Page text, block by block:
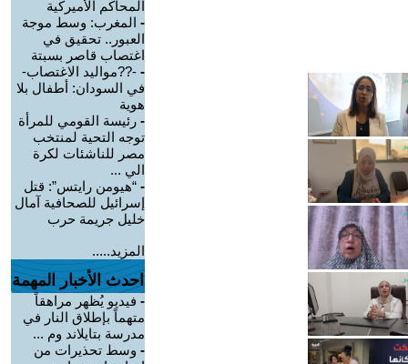
المحاكم الأميركية
- المغرب: وسط موجة
العبور.. تحقيق في
اغتصاب قاصر بسبتة
- -??مواليد الاغتصاب-
في السودان: أطفال بلا
هوية
- رئيسة القومي للمرأة
توجه التحية لمنتخب
مصر للناشئات لكرة
الي ...
- “هيومن رايتس”: قتل
إسرائيل للصحافية آمال
خليل جريمة حرب
المزيد.....
احدث الأخبار المهمة
- فيديو يُظهر مراهقاً
متهماً بإطلاق النار في
مدرسة بتايلاند وم ...
- وسط تحذيرات من